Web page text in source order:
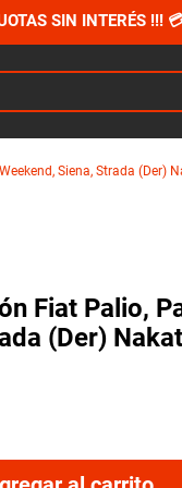
SIN INTERÉS !!!
Siena, Strada (Der)
Fiat Palio,
(Der)